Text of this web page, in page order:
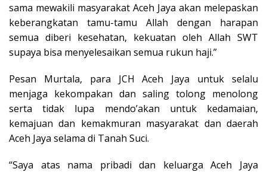
sama mewakili masyarakat Aceh Jaya akan melepaskan
keberangkatan tamu-tamu Allah dengan harapan
semua diberi kesehatan, kekuatan oleh Allah SWT
supaya bisa menyelesaikan semua rukun haji.”
Pesan Murtala, para JCH Aceh Jaya untuk selalu
menjaga kekompakan dan saling tolong menolong
serta tidak lupa mendo’akan untuk kedamaian,
kemajuan dan kemakmuran masyarakat dan daerah
Aceh Jaya selama di Tanah Suci.
“Saya atas nama pribadi dan keluarga Aceh Jaya